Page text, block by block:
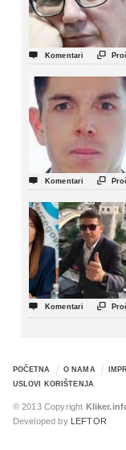
 Komentari 
 Komentari 
 Komentari 
POČETNA O NAMA
USLOVI KORIŠTENJA
© 2013 Copyright
Developed by
LEFTOR